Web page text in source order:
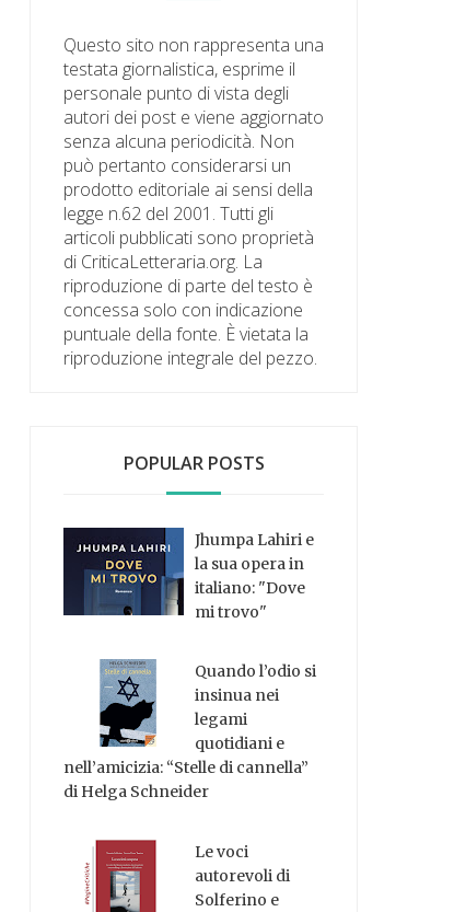
Questo sito non rappresenta una
testata giornalistica, esprime il
personale punto di vista degli
autori dei post e viene aggiornato
senza alcuna periodicità. Non
può pertanto considerarsi un
prodotto editoriale ai sensi della
legge n.62 del 2001. Tutti gli
articoli pubblicati sono proprietà
di CriticaLetteraria.org. La
riproduzione di parte del testo è
concessa solo con indicazione
puntuale della fonte. È vietata la
riproduzione integrale del pezzo.
POPULAR POSTS
Jhumpa Lahiri e
la sua opera in
italiano: "Dove
mi trovo"
Quando l’odio si
insinua nei
legami
quotidiani e
nell’amicizia: “Stelle di cannella”
di Helga Schneider
Le voci
autorevoli di
Solferino e